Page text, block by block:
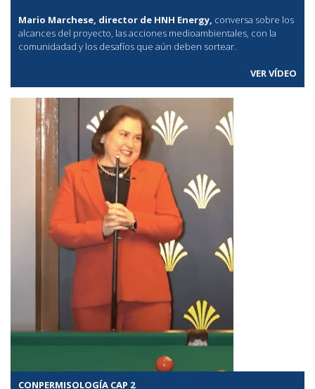
Mario Marchese, director de HNH Energy, conversa sobre los
alcances del proyecto, las acciones medioambientales, con la
comunidadad y los desafíos que aún deben sortear.
VER VÍDEO
CONPERMISOLOGÍA CAP 2